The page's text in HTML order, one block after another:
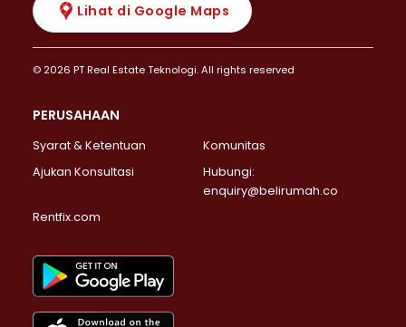
Lihat di Google Maps
© 2026 PT Real Estate Teknologi. All rights reserved
PERUSAHAAN
Syarat & Ketentuan
Komunitas
Ajukan Konsultasi
Hubungi:
enquiry@belirumah.co
Rentfix.com